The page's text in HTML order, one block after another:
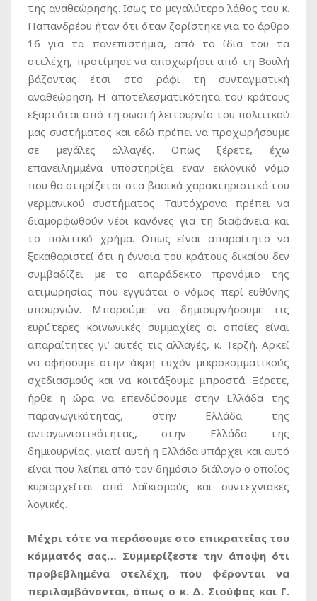
της αναθεώρησης. Ισως το μεγαλύτερο λάθος του κ.
Παπανδρέου ήταν ότι όταν ζορίστηκε για το άρθρο
16 για τα πανεπιστήμια, από το ίδια του τα
στελέχη, προτίμησε να αποχωρήσει από τη Βουλή
βάζοντας έτσι στο ράφι τη συνταγματική
αναθεώρηση. Η αποτελεσματικότητα του κράτους
εξαρτάται από τη σωστή λειτουργία του πολιτικού
μας συστήματος και εδώ πρέπει να προχωρήσουμε
σε μεγάλες αλλαγές. Οπως ξέρετε, έχω
επανειλημμένα υποστηρίξει έναν εκλογικό νόμο
που θα στηρίζεται στα βασικά χαρακτηριστικά του
γερμανικού συστήματος. Ταυτόχρονα πρέπει να
διαμορφωθούν νέοι κανόνες για τη διαφάνεια και
το πολιτικό χρήμα. Οπως είναι απαραίτητο να
ξεκαθαριστεί ότι η έννοια του κράτους δικαίου δεν
συμβαδίζει με το απαράδεκτο προνόμιο της
ατιμωρησίας που εγγυάται ο νόμος περί ευθύνης
υπουργών. Μπορούμε να δημιουργήσουμε τις
ευρύτερες κοινωνικές συμμαχίες οι οποίες είναι
απαραίτητες γι’ αυτές τις αλλαγές, κ. Τερζή. Αρκεί
να αφήσουμε στην άκρη τυχόν μικροκομματικούς
σχεδιασμούς και να κοιτάξουμε μπροστά. Ξέρετε,
ήρθε η ώρα να επενδύσουμε στην Ελλάδα της
παραγωγικότητας, στην Ελλάδα της
ανταγωνιστικότητας, στην Ελλάδα της
δημιουργίας, γιατί αυτή η Ελλάδα υπάρχει και αυτό
είναι που λείπει από τον δημόσιο διάλογο ο οποίος
κυριαρχείται από λαϊκισμούς και συντεχνιακές
λογικές.
Μέχρι τότε να περάσουμε στο επικρατείας του
κόμματός σας… Συμμερίζεστε την άποψη ότι
προβεβλημένα στελέχη, που φέρονται να
περιλαμβάνονται, όπως ο κ. Δ. Σιούφας και Γ.